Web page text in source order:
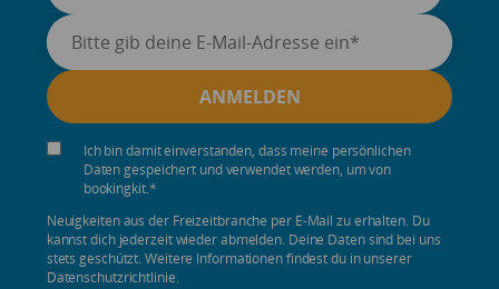
Ich bin damit einverstanden, dass meine persönlichen
Daten gespeichert und verwendet werden, um von
bookingkit.*
Neuigkeiten aus der Freizeitbranche per E-Mail zu erhalten. Du
kannst dich jederzeit wieder abmelden. Deine Daten sind bei uns
stets geschützt. Weitere Informationen findest du in unserer
Datenschutzrichtlinie.